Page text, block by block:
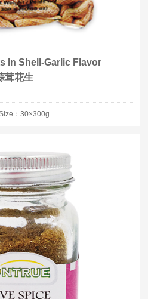
In Shell-Garlic Flavor
茸花生
：30×300g